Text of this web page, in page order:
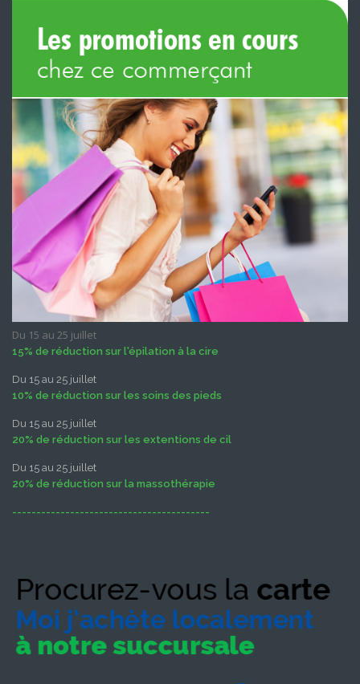
Du 15 au 25 juillet
15% de réduction sur l'épilation à la cire
Du 15 au 25 juillet
10% de réduction sur les soins des pieds
Du 15 au 25 juillet
20% de réduction sur les extentions de cil
Du 15 au 25 juillet
20% de réduction sur la massothérapie
-----------------------------------------